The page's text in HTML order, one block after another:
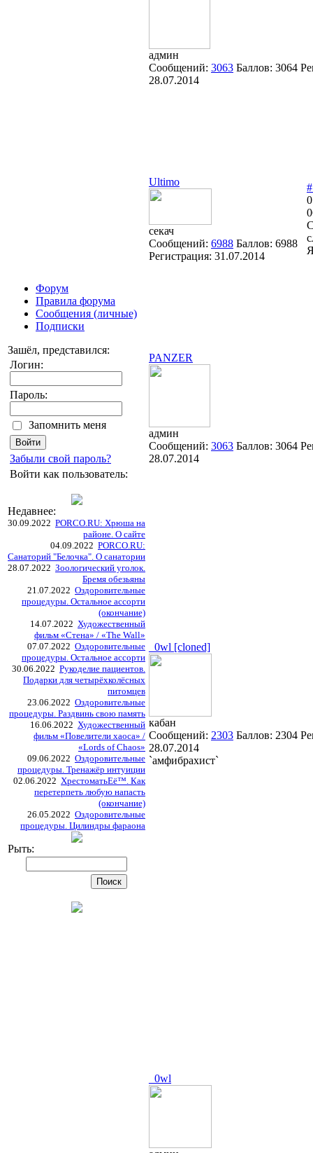
Форум
Правила форума
Сообщения (личные)
Подписки
Зашёл, представился:
Логин:
Пароль:
Запомнить меня
Забыли свой пароль?
Войти как пользователь:
Недавнее:
30.09.2022 PORCO.RU: Хрюша на
районе. О сайте
04.09.2022 PORCO.RU:
Санаторий "Белочка". О санатории
28.07.2022 Зоологический уголок.
Бремя обезьяны
21.07.2022 Оздоровительные
процедуры. Остальное ассорти
(окончание)
14.07.2022 Художественный
фильм «Стена» / «The Wall»
07.07.2022 Оздоровительные
процедуры. Остальное ассорти
30.06.2022 Рукоделие пациентов.
Подарки для четырёхколёсных
питомцев
23.06.2022 Оздоровительные
процедуры. Раздвинь свою память
16.06.2022 Художественный
фильм «Повелители хаоса» /
«Lords of Chaos»
09.06.2022 Оздоровительные
процедуры. Тренажёр интуиции
02.06.2022 ХрестоматьЕё™. Как
перетерпеть любую напасть
(окончание)
26.05.2022 Оздоровительные
процедуры. Цилиндры фараона
Рыть:
админ
Сообщений: 3063 Баллов: 3064
28.07.2014
Ultimo
секач
Сообщений: 6988 Баллов: 6988
Регистрация: 31.07.2014
0
PANZER
админ
Сообщений: 3063 Баллов: 3064
28.07.2014
_0wl [cloned]
кабан
Сообщений: 2303 Баллов: 2304
28.07.2014
`амфибрахист`
_0wl